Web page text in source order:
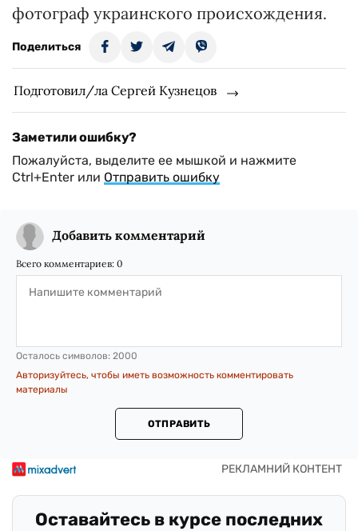
фотограф украинского происхождения.
Поделиться
Подготовил/ла Сергей Кузнецов
Заметили ошибку?
Пожалуйста, выделите ее мышкой и нажмите
Ctrl+Enter или Отправить ошибку
Добавить комментарий
Всего комментариев: 0
Осталось символов: 2000
Авторизуйтесь, чтобы иметь возможность комментировать
материалы
ОТПРАВИТЬ
Оставайтесь в курсе последних